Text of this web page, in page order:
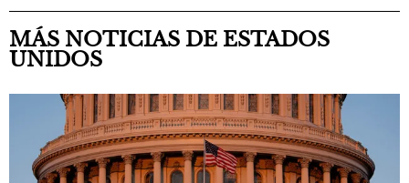
MÁS NOTICIAS DE ESTADOS
UNIDOS